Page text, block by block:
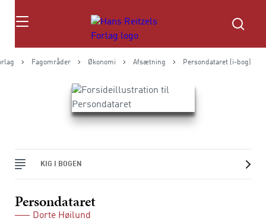
Søg
Fagområder Økonomi Afsætning Persondataret (i-bog)
KIG I BOGEN
Persondataret
Dorte Høilund